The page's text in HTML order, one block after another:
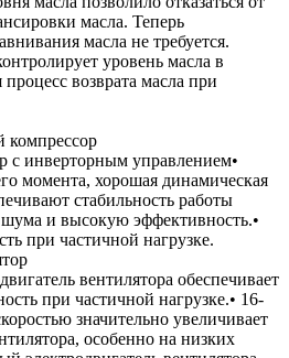
масла. Теперь
масла не требуется.
уровень масла в
возврата масла при
компрессор
с инверторным управлением•
момента, хорошая динамическая
стабильность работы
и высокую эффективность.•
при частичной нагрузке.
вентилятора обеспечивает
при частичной нагрузке.• 16-
значительно увеличивает
особенно на низких